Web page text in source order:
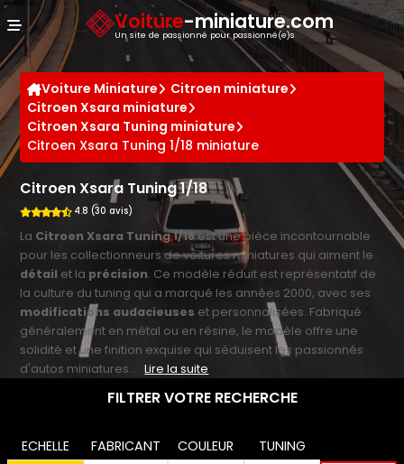
Voiture-miniature.com
Un site de passionné pour passionné(e)s
Voiture Miniature
Citroen miniature
Citroen Xsara miniature
Citroen Xsara Tuning miniature
Citroen Xsara Tuning 1/18 miniature
Citroen Xsara Tuning 1/18
4.8 (30 avis)
La Citroen Xsara Tuning 1/18est une pièce incontournable
pour les collectionneurs de voitures miniatures qui aiment le
détail et la précision. Ce modèle réduit est représentatif de
la culture du tuning qui a marqué les années 2000, avec ses
modifications audacieuses et personnalisées. Fabriqué
généralement en métal ou en résine, le modèle offre une
solidité et une finition exquise qui séduisent les passionnés
d'autos miniatures... Lire la suite
FILTRER VOTRE RECHERCHE
ECHELLE FABRICANT COULEUR TUNING
Panneau de gestion des cookies